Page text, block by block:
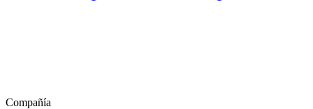
Compañía